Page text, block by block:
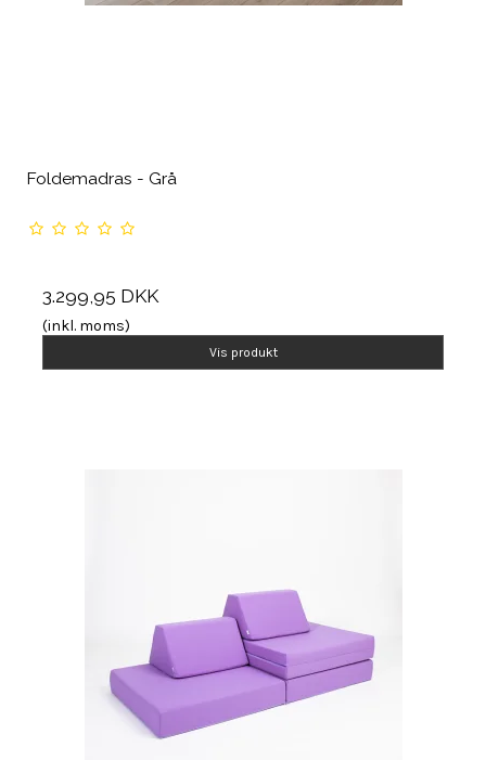
Foldemadras - Grå
3.299,95 DKK
(inkl. moms)
Vis produkt